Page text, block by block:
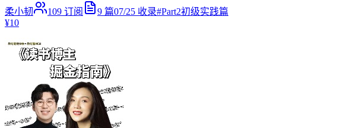
柔小韧 109 订阅 9 篇07/25 收录#Part2初级实践篇
¥10